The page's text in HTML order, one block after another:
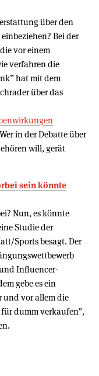
über den
Bei der
vor einem
verfahren die
hat mit dem
über das
in der Debatte über
will, gerät
sein könnte
Nun, es könnte
Studie der
Sports besagt. Der
Influencer-
gebe es ein
und vor allem die
dumm verkaufen”,